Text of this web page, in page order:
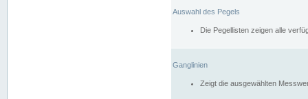
Auswahl des Pegels
Die Pegellisten zeigen alle
Ganglinien
Zeigt die ausgewählten